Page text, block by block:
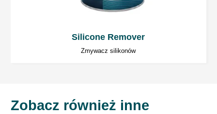
grubości warstwy i rodzaju promiennika. Nie
według zaleceń producenta sprzętu. Odczekać
około 10 minut przed rozpoczęciem suszenia
Wydajność
Silicone Remover
Zmywacz silikonów
Zobacz również inne